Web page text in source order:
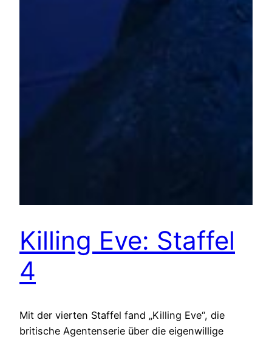
Killing Eve: Staffel
4
Mit der vierten Staffel fand „Killing Eve“, die
britische Agentenserie über die eigenwillige